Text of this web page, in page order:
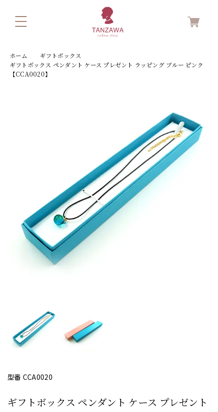
ホーム
ギフトボックス
ギフトボックス ペンダント ケース プレゼント ラッピング ブルー ピンク
【CCA0020】
型番 CCA0020
ギフトボックス ペンダント ケース プレゼント